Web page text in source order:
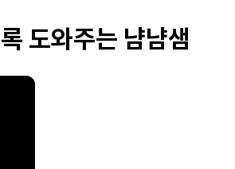
도와주는 냠냠샘